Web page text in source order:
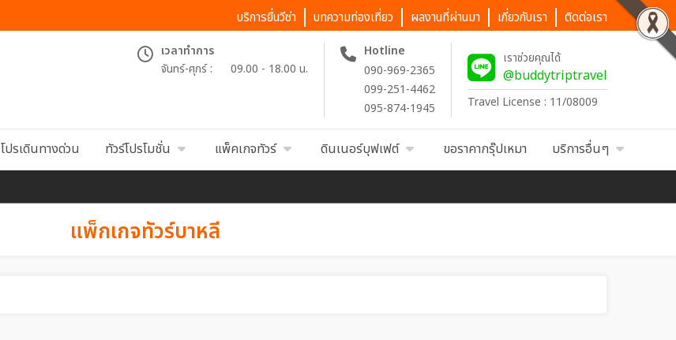
บริการยื่นวีซ่า บทความท่องเที่ยว ผลงานที่ผ่านมา เกี่ยวกับเรา ติดต่อเรา
เวลาทำการ
จันทร์-ศุกร์ :
09.00 - 18.00 น.
Hotline
090-969-2365
099-251-4462
095-874-1945
เราช่วยคุณได้
@buddytriptravel
Travel License : 11/08009
โปรเดินทางด่วน ทัวร์โปรโมชั่น แพ็คเกจทัวร์ ดินเนอร์บุฟเฟต์ ขอราคากรุ๊ปเหมา บริการอื่นๆ
แพ็กเกจทัวร์บาหลี